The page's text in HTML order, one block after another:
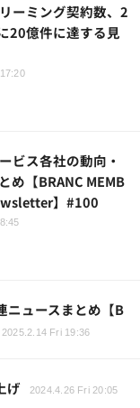
ーミング契約数、2
20億件に達する見
ビス各社の動向・
め【BRANC MEMB
】#100
ニュースまとめ【B
2025.2.14 Fri 19:36
げ 2024.4.26 Fri 20:05